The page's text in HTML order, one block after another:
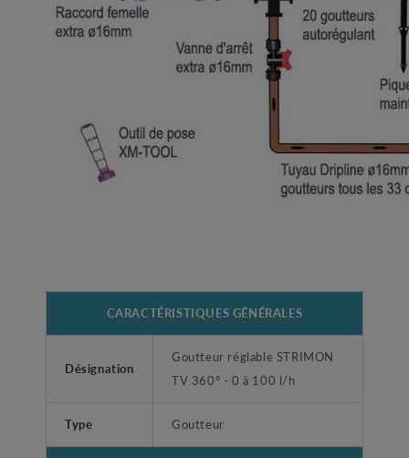
CARACTÉRISTIQUES GÉNÉRALES
Désignation
Goutteur réglable STRIMON
TV 360° - 0 à 100 l/h
Type Goutteur